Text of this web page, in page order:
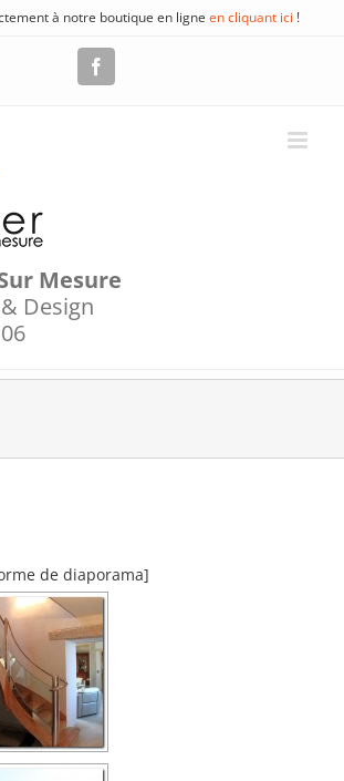
à notre boutique en ligne en cliquant ici !
Mesure
Design
de diaporama]